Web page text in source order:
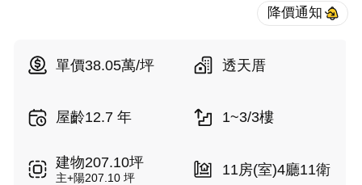
單價38.05萬/坪 透天厝
屋齡12.7 年 1~3/3樓
建物207.10坪
主+陽207.10 坪 11房(室)4廳11衛